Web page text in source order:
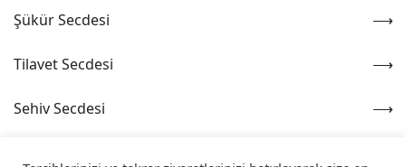
Şükür Secdesi
Tilavet Secdesi
Sehiv Secdesi